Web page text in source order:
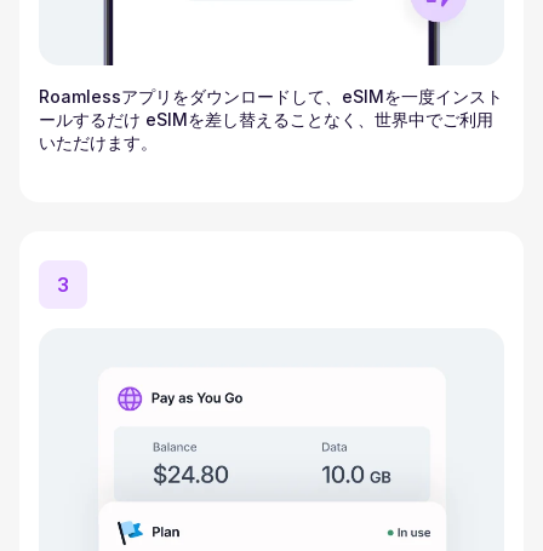
Roamlessアプリをダウンロードして、eSIMを一度インスト
ールするだけ eSIMを差し替えることなく、世界中でご利用
いただけます。
3